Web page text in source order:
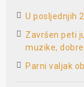
U posljednjih
Završen peti
muzike,
Parni valjak